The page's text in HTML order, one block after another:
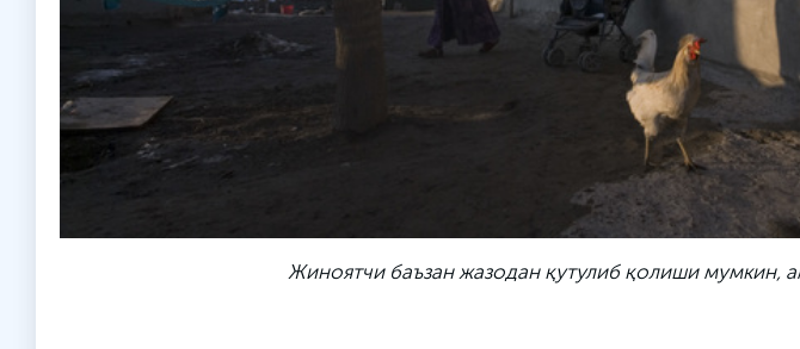
Жиноятчи баъзан жазодан қутулиб қолиши мумкин,